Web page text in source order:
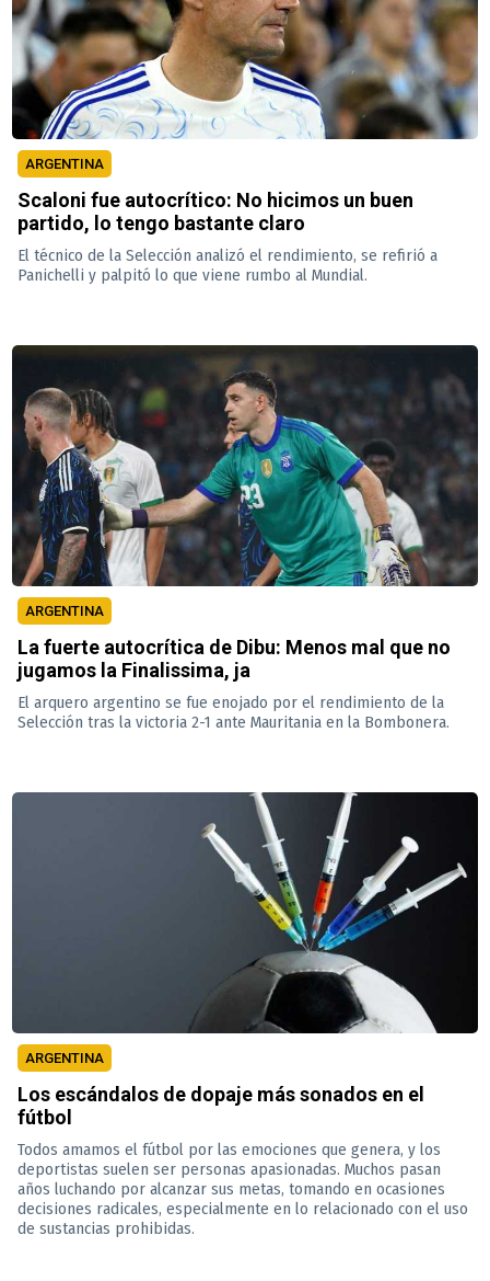
ARGENTINA
Scaloni fue autocrítico: No hicimos un buen
partido, lo tengo bastante claro
El técnico de la Selección analizó el rendimiento, se refirió a
Panichelli y palpitó lo que viene rumbo al Mundial.
ARGENTINA
La fuerte autocrítica de Dibu: Menos mal que no
jugamos la Finalissima, ja
El arquero argentino se fue enojado por el rendimiento de la
Selección tras la victoria 2-1 ante Mauritania en la Bombonera.
ARGENTINA
Los escándalos de dopaje más sonados en el
fútbol
Todos amamos el fútbol por las emociones que genera, y los
deportistas suelen ser personas apasionadas. Muchos pasan
años luchando por alcanzar sus metas, tomando en ocasiones
decisiones radicales, especialmente en lo relacionado con el uso
de sustancias prohibidas.